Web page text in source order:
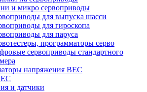
и микро сервоприводы
для выпуска шасси
для гироскопа
для паруса
программаторы серво
сервоприводы стандартного
напряжения BEC
и датчики